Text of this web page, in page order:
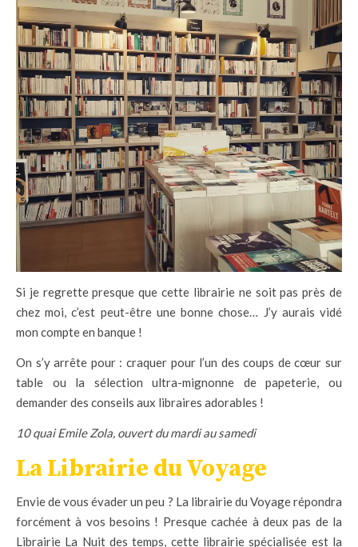
Si je regrette presque que cette librairie ne soit pas près de
chez moi, c’est peut-être une bonne chose… J’y aurais vidé
mon compte en banque !
On s’y arrête pour : craquer pour l’un des coups de cœur sur
table ou la sélection ultra-mignonne de papeterie, ou
demander des conseils aux libraires adorables !
10 quai Emile Zola, ouvert du mardi au samedi
La Librairie du Voyage
Envie de vous évader un peu ? La librairie du Voyage répondra
forcément à vos besoins ! Presque cachée à deux pas de la
Librairie La Nuit des temps, cette librairie spécialisée est la